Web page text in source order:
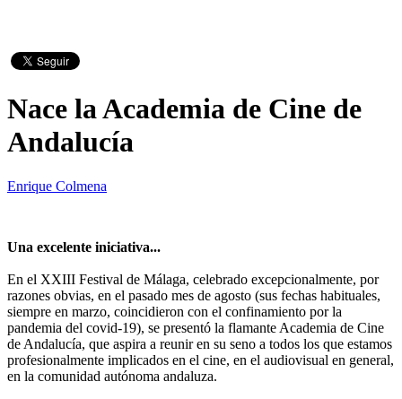
Nace la Academia de Cine de
Andalucía
Enrique Colmena
Una excelente iniciativa...
En el XXIII Festival de Málaga, celebrado excepcionalmente, por
razones obvias, en el pasado mes de agosto (sus fechas habituales,
siempre en marzo, coincidieron con el confinamiento por la
pandemia del covid-19), se presentó la flamante Academia de Cine
de Andalucía, que aspira a reunir en su seno a todos los que estamos
profesionalmente implicados en el cine, en el audiovisual en general,
en la comunidad autónoma andaluza.